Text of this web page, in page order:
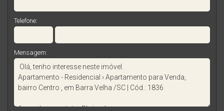
Telefone:
Mensagem: